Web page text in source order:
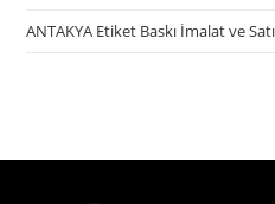
ANTAKYA Etiket Baskı İmalat ve